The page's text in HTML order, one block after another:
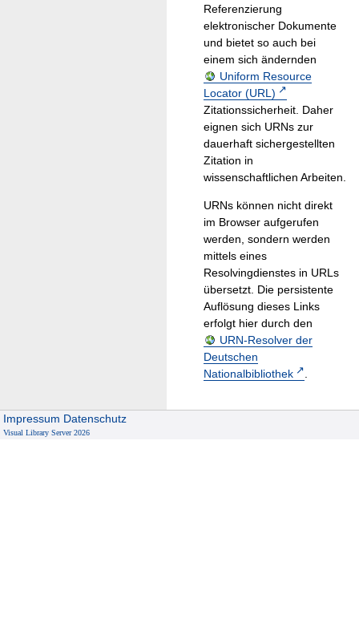
Referenzierung
elektronischer Dokumente
und bietet so auch bei
einem sich ändernden
Uniform Resource
Locator (URL)
Zitationssicherheit. Daher
eignen sich URNs zur
dauerhaft sichergestellten
Zitation in
wissenschaftlichen Arbeiten.
URNs können nicht direkt
im Browser aufgerufen
werden, sondern werden
mittels eines
Resolvingdienstes in URLs
übersetzt. Die persistente
Auflösung dieses Links
erfolgt hier durch den
URN-Resolver der
Deutschen
Nationalbibliothek
.
Impressum Datenschutz
Visual Library Server 2026